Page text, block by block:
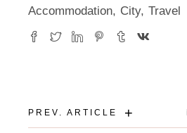
Accommodation
City Travel
PREV. ARTICLE +